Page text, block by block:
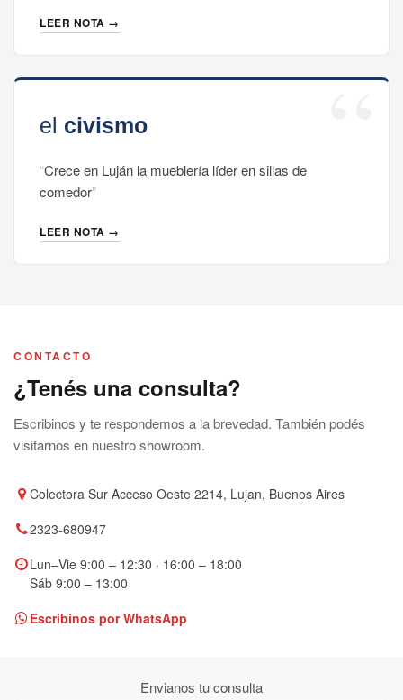
LEER NOTA →
Crece en Luján la mueblería líder en sillas de
comedor
LEER NOTA →
CONTACTO
¿Tenés una consulta?
Escribinos y te respondemos a la brevedad. También podés
visitarnos en nuestro showroom.
Colectora Sur Acceso Oeste 2214, Lujan, Buenos Aires
2323-680947
Lun–Vie 9:00 – 12:30 · 16:00 – 18:00
Sáb 9:00 – 13:00
Escribinos por WhatsApp
Envianos tu consulta